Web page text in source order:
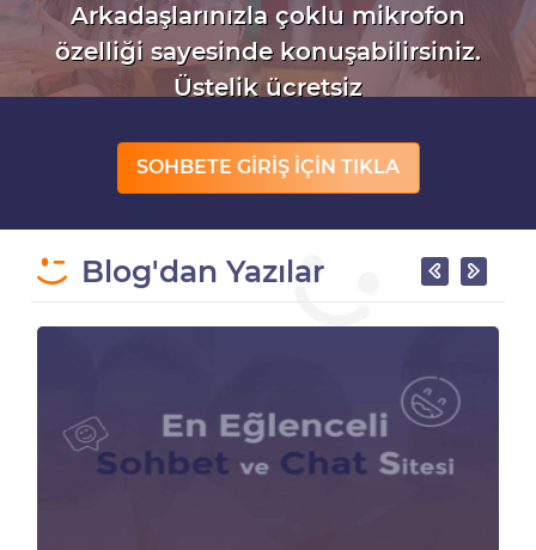
Arkadaşlarınızla çoklu mikrofon
özelliği sayesinde konuşabilirsiniz.
Üstelik ücretsiz
SOHBETE GİRİŞ İÇİN TIKLA
Blog'dan Yazılar